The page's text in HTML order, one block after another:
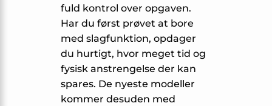
fuld kontrol over opgaven.
Har du først prøvet at bore
med slagfunktion, opdager
du hurtigt, hvor meget tid og
fysisk anstrengelse der kan
spares. De nyeste modeller
kommer desuden med